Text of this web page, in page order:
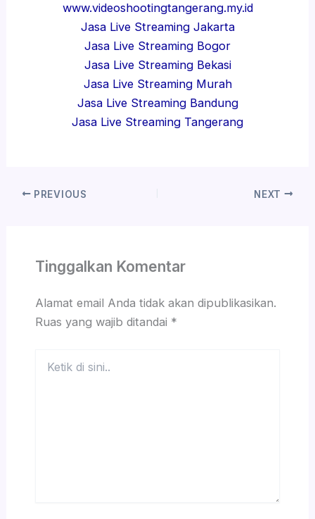
www.videoshootingtangerang.my.id
Jasa Live Streaming Jakarta
Jasa Live Streaming Bogor
Jasa Live Streaming Bekasi
Jasa Live Streaming Murah
Jasa Live Streaming Bandung
Jasa Live Streaming Tangerang
PREVIOUS NEXT
Tinggalkan Komentar
Alamat email Anda tidak akan dipublikasikan.
Ruas yang wajib ditandai *